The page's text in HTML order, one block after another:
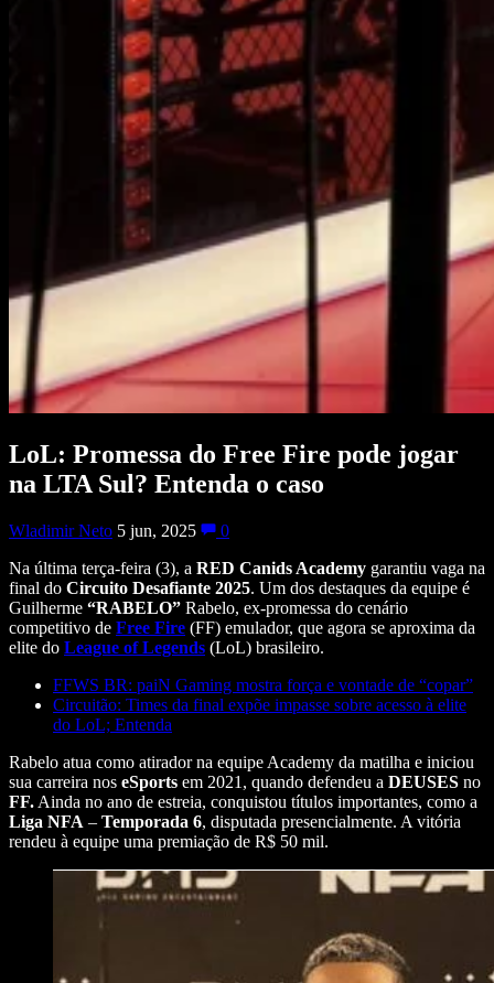
LoL: Promessa do Free Fire pode jogar
na LTA Sul? Entenda o caso
Wladimir Neto 5 jun, 2025
0
Na última terça-feira (3), a RED Canids Academy garantiu vaga na
final do Circuito Desafiante 2025. Um dos destaques da equipe é
Guilherme “RABELO” Rabelo, ex-promessa do cenário
competitivo de Free Fire (FF) emulador, que agora se aproxima da
elite do League of Legends (LoL) brasileiro.
FFWS BR: paiN Gaming mostra força e vontade de “copar”
Circuitão: Times da final expõe impasse sobre acesso à elite
do LoL; Entenda
Rabelo atua como atirador na equipe Academy da matilha e iniciou
sua carreira nos eSports em 2021, quando defendeu a DEUSES no
FF. Ainda no ano de estreia, conquistou títulos importantes, como a
Liga NFA – Temporada 6, disputada presencialmente. A vitória
rendeu à equipe uma premiação de R$ 50 mil.